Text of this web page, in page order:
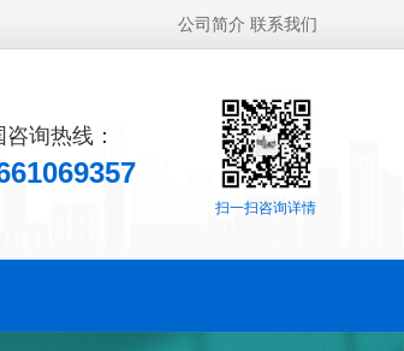
公司简介 联系我们
扫一扫咨询详情
询热线：